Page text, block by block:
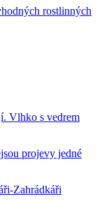
rostlinných
Vlhko s vedrem
projevy jedné
Zahrádkáři